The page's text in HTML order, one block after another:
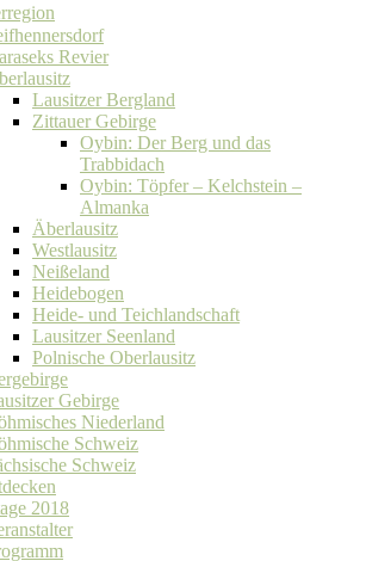
Revier
Lausitzer Bergland
Zittauer Gebirge
Oybin: Der Berg und das
Trabbidach
Oybin: Töpfer – Kelchstein –
Almanka
Äberlausitz
Westlausitz
Neißeland
Heidebogen
Heide- und Teichlandschaft
Lausitzer Seenland
Polnische Oberlausitz
Gebirge
Niederland
Schweiz
Schweiz
2018